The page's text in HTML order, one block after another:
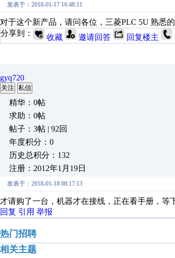
发表于：2018-01-17 16:48:11
对于这个新产品，请问各位，三菱PLC 5U 熟悉
分享到：
收藏 邀请回答 回复楼主
gyq720
关注 私信
精华：0帖
求助：0帖
帖子：3帖 | 92回
年度积分：0
历史总积分：132
注册：2012年1月19日
发表于：2018-01-18 08:17:13
才请购了一台，机器才在接线，正在看手册，等
回复 引用 举报
热门招聘
相关主题